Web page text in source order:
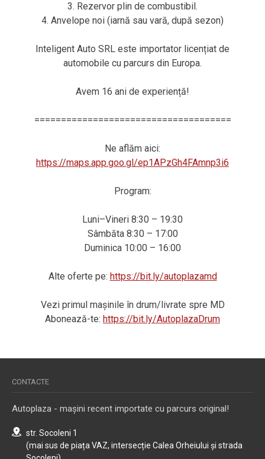
3. Rezervor plin de combustibil.
4. Anvelope noi (iarnă sau vară, după sezon)
Inteligent Auto SRL este importator licențiat de
automobile cu parcurs din Europa.
Avem 16 ani de experiență!
=====================================
Ne aflăm aici:
https://maps.app.goo.gl/ep1APzGh4FAmnp3i6
Program:
Luni–Vineri 8:30 – 19:30
Sâmbăta 8:30 – 17:00
Duminica 10:00 – 16:00
Alte oferte pe: https://bit.ly/autoplazamd
Vezi primul mașinile în drum/livrate spre MD
Abonează-te: https://bit.ly/AutoplazaDrum
CONTACTE
Autoplaza - mașini recent importate cu parcurs original!
str. Socoleni 1
(mai sus de piața VAZ, intersecție Calea Orheiului și strada